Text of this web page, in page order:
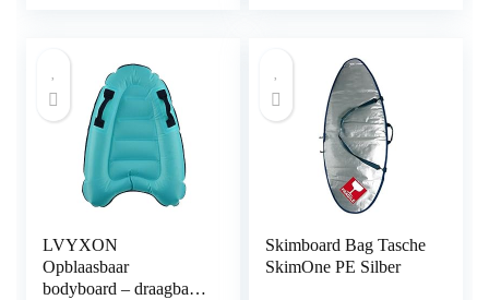
LVYXON
Opblaasbaar
bodyboard – draagbaar
Skimboard Bag Tasche
SkimOne PE Silber